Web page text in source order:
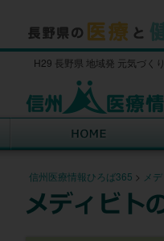
H29 長野県 地域発 元気づく
信州医療情報ひろば365 > メ